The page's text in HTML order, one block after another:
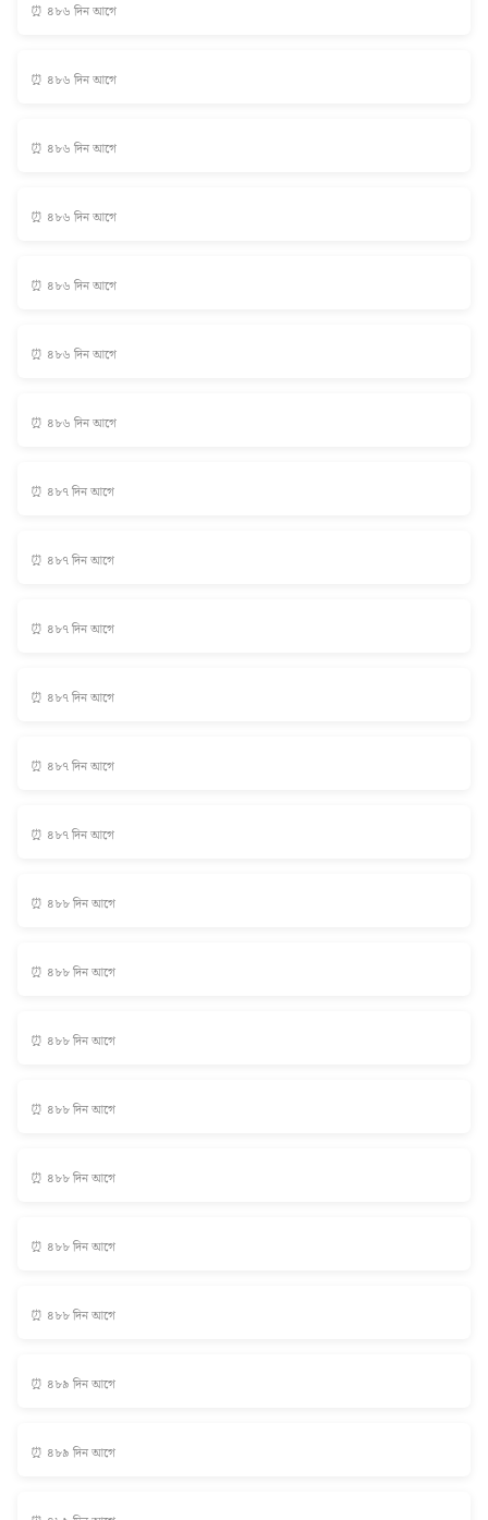
⏰ ৪৮৬ দিন আগে
⏰ ৪৮৬ দিন আগে
⏰ ৪৮৬ দিন আগে
⏰ ৪৮৬ দিন আগে
⏰ ৪৮৬ দিন আগে
⏰ ৪৮৬ দিন আগে
⏰ ৪৮৬ দিন আগে
⏰ ৪৮৭ দিন আগে
⏰ ৪৮৭ দিন আগে
⏰ ৪৮৭ দিন আগে
⏰ ৪৮৭ দিন আগে
⏰ ৪৮৭ দিন আগে
⏰ ৪৮৭ দিন আগে
⏰ ৪৮৮ দিন আগে
⏰ ৪৮৮ দিন আগে
⏰ ৪৮৮ দিন আগে
⏰ ৪৮৮ দিন আগে
⏰ ৪৮৮ দিন আগে
⏰ ৪৮৮ দিন আগে
⏰ ৪৮৮ দিন আগে
⏰ ৪৮৯ দিন আগে
⏰ ৪৮৯ দিন আগে